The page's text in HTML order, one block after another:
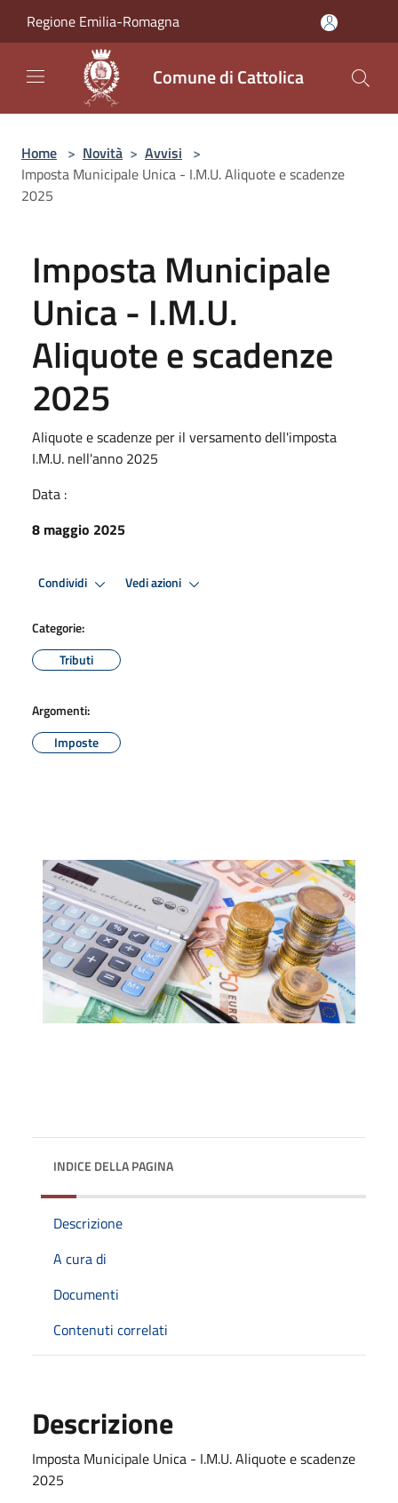
Regione Emilia-Romagna
Comune di Cattolica
Home > Novità > Avvisi >
Imposta Municipale Unica - I.M.U. Aliquote e scadenze
2025
Imposta Municipale
Unica - I.M.U.
Aliquote e scadenze
2025
Aliquote e scadenze per il versamento dell'imposta
I.M.U. nell'anno 2025
Data :
8 maggio 2025
Condividi Vedi azioni
Categorie:
Tributi
Argomenti:
Imposte
INDICE DELLA PAGINA
Descrizione
A cura di
Documenti
Contenuti correlati
Descrizione
Imposta Municipale Unica - I.M.U. Aliquote e scadenze
2025